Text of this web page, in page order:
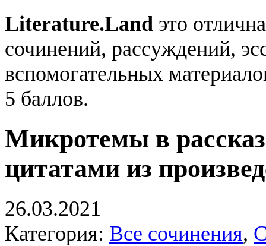
Literature.Land это
сочинений, рассуждений,
вспомогательных
5 баллов.
Микротемы в
цитатами из
26.03.2021
Категория: Все сочинения,